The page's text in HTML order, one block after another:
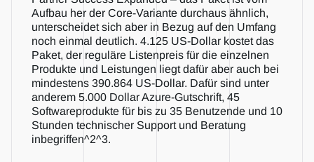
Aufbau her der Core-Variante durchaus ähnlich,
unterscheidet sich aber in Bezug auf den Umfang
noch einmal deutlich. 4.125 US-Dollar kostet das
Paket, der reguläre Listenpreis für die einzelnen
Produkte und Leistungen liegt dafür aber auch bei
mindestens 390.864 US-Dollar. Dafür sind unter
anderem 5.000 Dollar Azure-Gutschrift, 45
Softwareprodukte für bis zu 35 Benutzende und 10
Stunden technischer Support und Beratung
inbegriffen^2^3.